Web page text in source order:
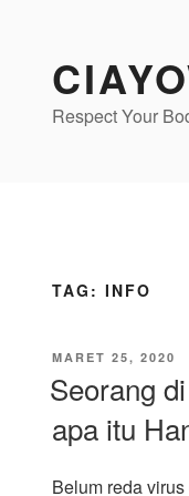
Respect Your
TAG: INFO
DIPOSKAN
MARET 25, 2020
Seorang
apa itu
Belum reda